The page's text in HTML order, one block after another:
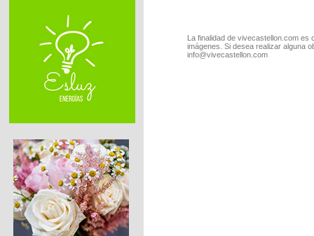
La finalidad de vivecastellon.com
imágenes. Si desea realizar alguna
info@vivecastellon.com